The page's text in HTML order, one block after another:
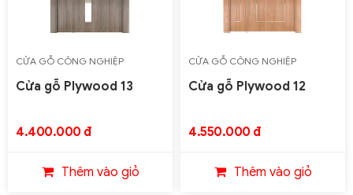
CỬA GỖ CÔNG NGHIỆP
PLYWOOD
Cửa gỗ Plywood 13
4.400.000 đ
Thêm vào giỏ
CỬA GỖ CÔNG NGHIỆP
PLYWOOD
Cửa gỗ Plywood 12
4.550.000 đ
Thêm vào giỏ